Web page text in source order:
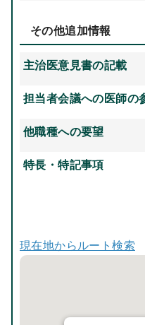
その他追加情報
主治医意見書の記載
担当者会議への医師の
他職種への要望
特長・特記事項
現在地からルート検索